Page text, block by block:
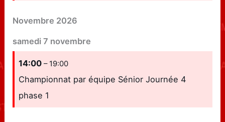
Novembre 2026
samedi 7 novembre
14:00– 19:00
Championnat par équipe Sénior Journée 4
phase 1